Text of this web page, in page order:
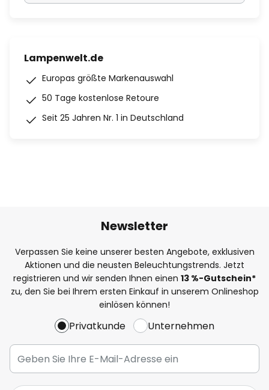
Lampenwelt.de
Europas größte Markenauswahl
50 Tage kostenlose Retoure
Seit 25 Jahren Nr. 1 in Deutschland
Newsletter
Verpassen Sie keine unserer besten Angebote, exklusiven
Aktionen und die neusten Beleuchtungstrends. Jetzt
registrieren und wir senden Ihnen einen 13 %-Gutschein*
zu, den Sie bei Ihrem ersten Einkauf in unserem Onlineshop
einlösen können!
Privatkunde Unternehmen